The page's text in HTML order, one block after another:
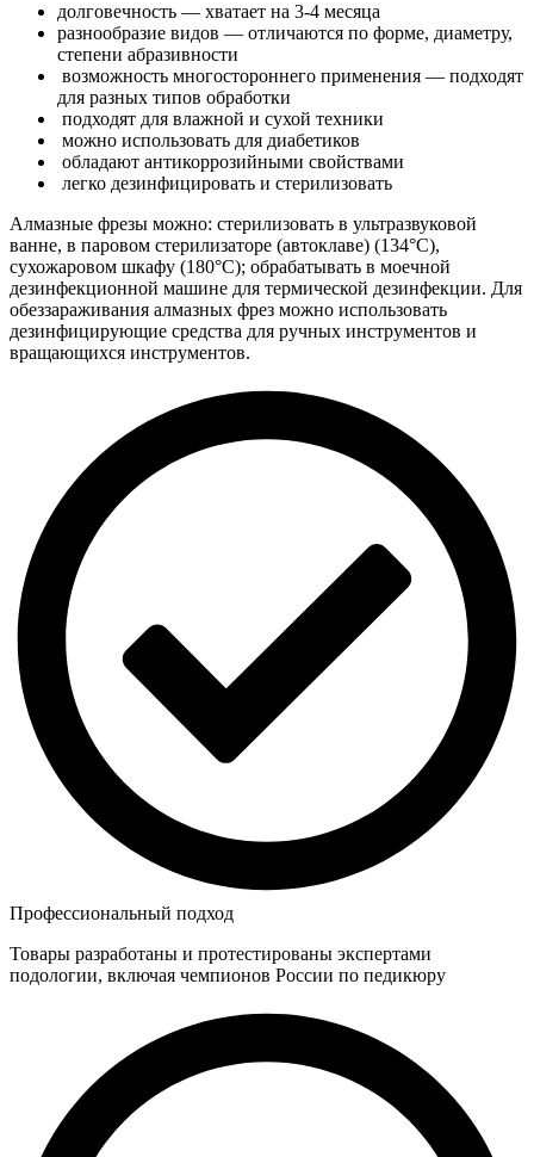
долговечность — хватает на 3-4 месяца
разнообразие видов — отличаются по форме, диаметру,
степени абразивности
возможность многостороннего применения — подходят
для разных типов обработки
подходят для влажной и сухой техники
можно использовать для диабетиков
обладают антикоррозийными свойствами
легко дезинфицировать и стерилизовать
Алмазные фрезы можно: стерилизовать в ультразвуковой
ванне, в паровом стерилизаторе (автоклаве) (134°С),
сухожаровом шкафу (180°С); обрабатывать в моечной
дезинфекционной машине для термической дезинфекции. Для
обеззараживания алмазных фрез можно использовать
дезинфицирующие средства для ручных инструментов и
вращающихся инструментов.
Профессиональный подход
Товары разработаны и протестированы экспертами
подологии, включая чемпионов России по педикюру